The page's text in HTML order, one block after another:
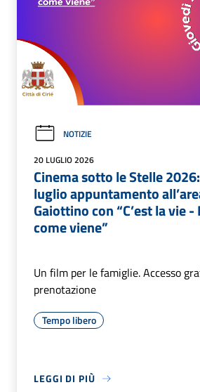
NOTIZIE
20 LUGLIO 2026
Cinema sotto le Stelle
luglio appuntamento
Gaiottino con “C’est la vie
come viene”
Un film per le famiglie. Accesso
prenotazione
Tempo libero
LEGGI DI PIÙ